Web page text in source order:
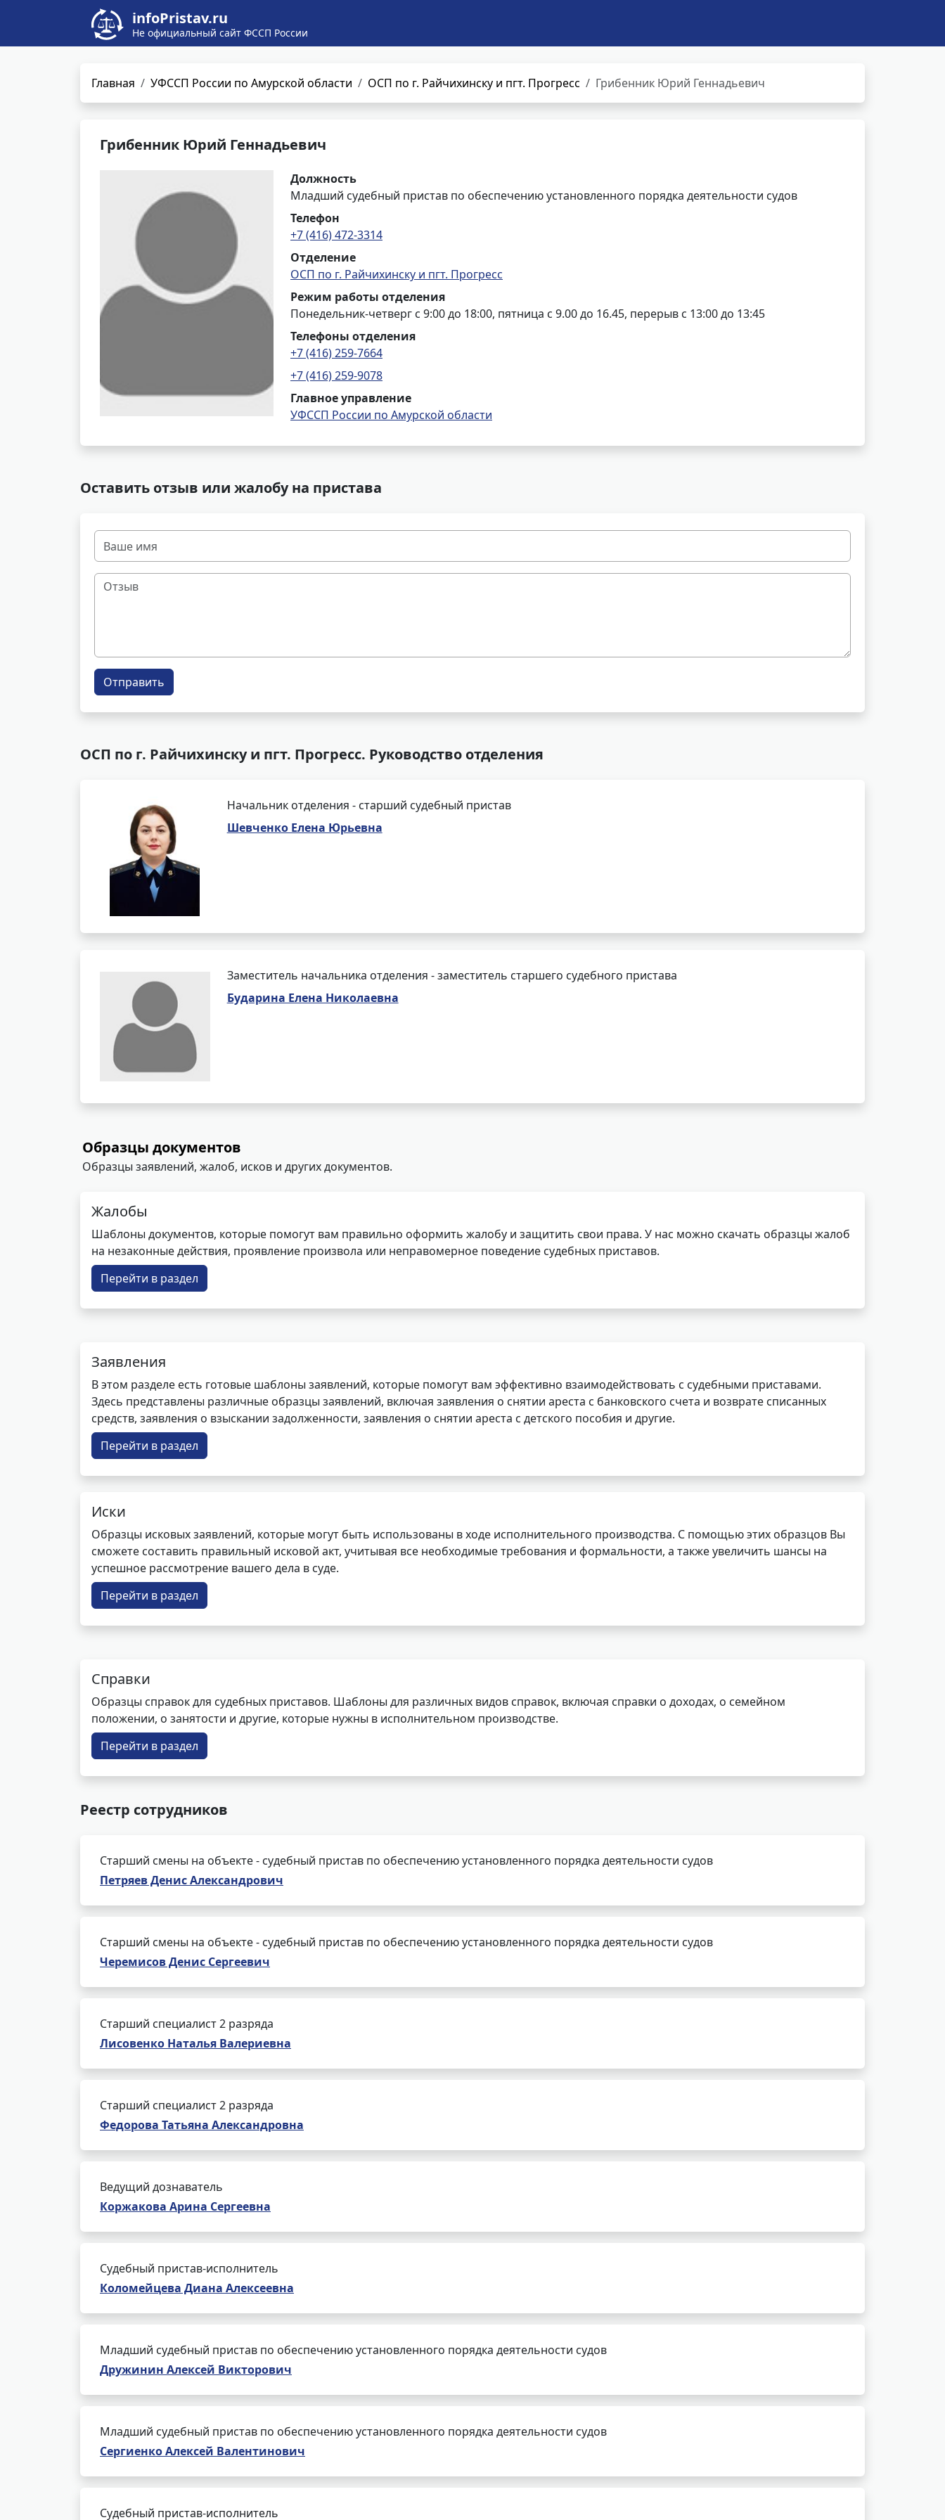
infoPristav.ru
Не официальный сайт ФССП России
Главная УФССП России по Амурской области ОСП по г. Райчихинску и пгт. Прогресс Грибенник Юрий Геннадьевич
Грибенник Юрий Геннадьевич
Должность
Младший судебный пристав по обеспечению установленного порядка деятельности судов
Телефон
+7 (416) 472-3314
Отделение
ОСП по г. Райчихинску и пгт. Прогресс
Режим работы отделения
Понедельник-четверг с 9:00 до 18:00, пятница с 9.00 до 16.45, перерыв с 13:00 до 13:45
Телефоны отделения
+7 (416) 259-7664
+7 (416) 259-9078
Главное управление
УФССП России по Амурской области
Оставить отзыв или жалобу на пристава
Отправить
ОСП по г. Райчихинску и пгт. Прогресс. Руководство отделения
Начальник отделения - старший судебный пристав
Шевченко Елена Юрьевна
Заместитель начальника отделения - заместитель старшего судебного пристава
Бударина Елена Николаевна
Образцы документов
Образцы заявлений, жалоб, исков и других документов.
Жалобы
Шаблоны документов, которые помогут вам правильно оформить жалобу и защитить свои права. У нас можно скачать образцы жалоб
на незаконные действия, проявление произвола или неправомерное поведение судебных приставов.
Перейти в раздел
Заявления
В этом разделе есть готовые шаблоны заявлений, которые помогут вам эффективно взаимодействовать с судебными приставами.
Здесь представлены различные образцы заявлений, включая заявления о снятии ареста с банковского счета и возврате списанных
средств, заявления о взыскании задолженности, заявления о снятии ареста с детского пособия и другие.
Перейти в раздел
Иски
Образцы исковых заявлений, которые могут быть использованы в ходе исполнительного производства. С помощью этих образцов Вы
сможете составить правильный исковой акт, учитывая все необходимые требования и формальности, а также увеличить шансы на
успешное рассмотрение вашего дела в суде.
Перейти в раздел
Справки
Образцы справок для судебных приставов. Шаблоны для различных видов справок, включая справки о доходах, о семейном
положении, о занятости и другие, которые нужны в исполнительном производстве.
Перейти в раздел
Реестр сотрудников
Старший смены на объекте - судебный пристав по обеспечению установленного порядка деятельности судов
Петряев Денис Александрович
Старший смены на объекте - судебный пристав по обеспечению установленного порядка деятельности судов
Черемисов Денис Сергеевич
Старший специалист 2 разряда
Лисовенко Наталья Валериевна
Старший специалист 2 разряда
Федорова Татьяна Александровна
Ведущий дознаватель
Коржакова Арина Сергеевна
Судебный пристав-исполнитель
Коломейцева Диана Алексеевна
Младший судебный пристав по обеспечению установленного порядка деятельности судов
Дружинин Алексей Викторович
Младший судебный пристав по обеспечению установленного порядка деятельности судов
Сергиенко Алексей Валентинович
Судебный пристав-исполнитель